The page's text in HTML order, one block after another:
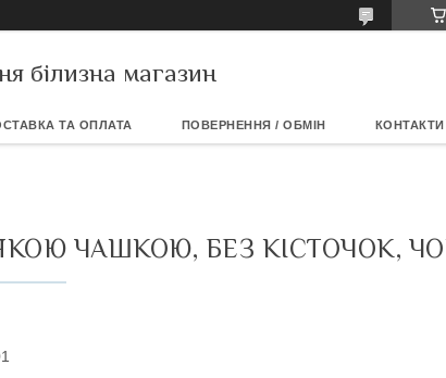
білизна магазин
ТА ОПЛАТА ПОВЕРНЕННЯ / ОБМІН КОНТАКТИ
ЧАШКОЮ, БЕЗ КІСТОЧОК,